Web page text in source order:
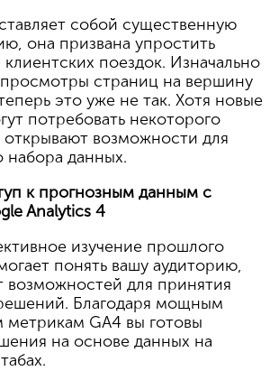
собой существенную
она призвана упростить
поездок. Изначально
просмотры страниц на вершину
это уже не так. Хотя новые
потребовать некоторого
возможности для
данных.
к прогнозным данным с
Analytics 4
изучение прошлого
понять вашу аудиторию,
возможностей для принятия
Благодаря мощным
метрикам GA4 вы готовы
на основе данных на